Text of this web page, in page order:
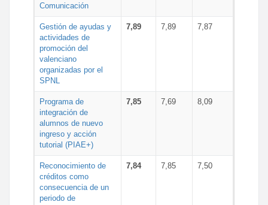
Comunicación
Gestión de ayudas y
actividades de
promoción del
valenciano
organizadas por el
SPNL
7,89 7,89 7,87
Programa de
integración de
alumnos de nuevo
ingreso y acción
tutorial (PIAE+)
7,85 7,69 8,09
Reconocimiento de
créditos como
consecuencia de un
periodo de
7,84 7,85 7,50